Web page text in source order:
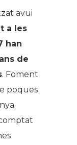
avui
a les
han
de
. Foment
poques